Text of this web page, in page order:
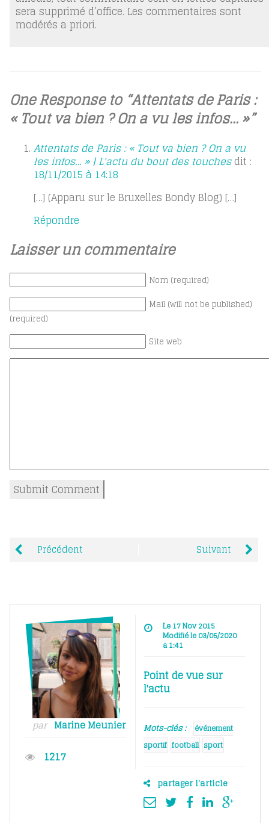
sera supprimé d’office. Les commentaires sont
modérés a priori.
One Response to “Attentats de Paris :
« Tout va bien ? On a vu les infos… »”
Attentats de Paris : « Tout va bien ? On a vu
les infos… » | L'actu du bout des touches dit :
18/11/2015 à 14:18
[…] (Apparu sur le Bruxelles Bondy Blog) […]
Répondre
Laisser un commentaire
Nom (required)
Mail (will not be published)
(required)
Site web
Précédent Suivant
par Marine Meunier
1217
Le 17 Nov 2015
Modifié le 03/05/2020
à 1:41
Point de vue sur
l'actu
Mots-clés :
événement
sportif football sport
partager l'article